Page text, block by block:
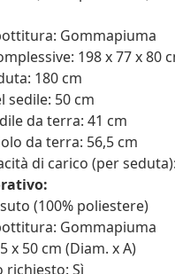
Gommapiuma
198 x 77 x 80
180 cm
sedile: 50 cm
da terra: 41 cm
da terra: 56,5 cm
di carico (per
(100% poliestere)
Gommapiuma
x 50 cm (Diam. x A)
richiesto: Sì